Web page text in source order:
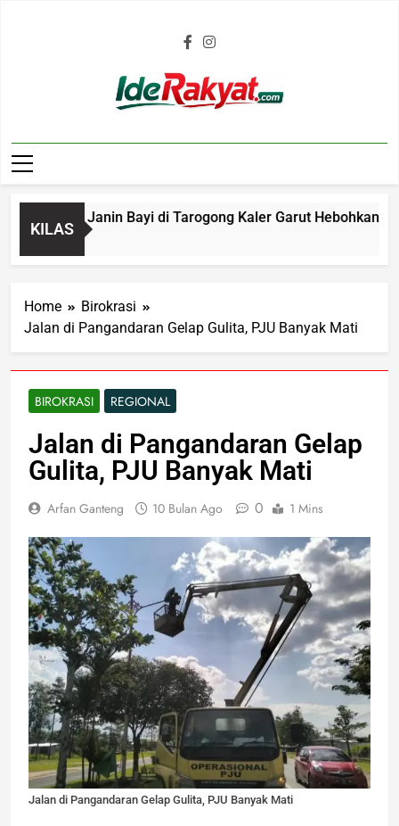
Iderakyat.com
KILAS
Janin Bayi di Tarogong Kaler Garut Hebohkan
Home
Birokrasi
Jalan di Pangandaran Gelap Gulita, PJU Banyak Mati
BIROKRASI REGIONAL
Jalan di Pangandaran Gelap
Gulita, PJU Banyak Mati
Arfan Ganteng 10 Bulan Ago 0 1 Mins
Jalan di Pangandaran Gelap Gulita, PJU Banyak Mati